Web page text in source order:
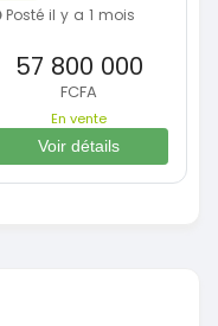
Posté il y a 1 mois
57 800 000
FCFA
En vente
Voir détails